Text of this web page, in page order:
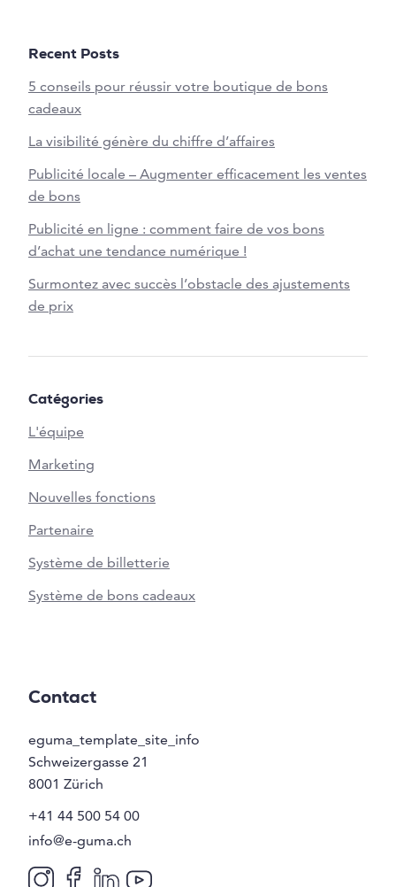
Recent Posts
5 conseils pour réussir votre boutique de bons
cadeaux
La visibilité génère du chiffre d’affaires
Publicité locale – Augmenter efficacement les ventes
de bons
Publicité en ligne : comment faire de vos bons
d’achat une tendance numérique !
Surmontez avec succès l’obstacle des ajustements
de prix
Catégories
L'équipe
Marketing
Nouvelles fonctions
Partenaire
Système de billetterie
Système de bons cadeaux
Contact
eguma_template_site_info
Schweizergasse 21
8001 Zürich
+41 44 500 54 00
info@e-guma.ch